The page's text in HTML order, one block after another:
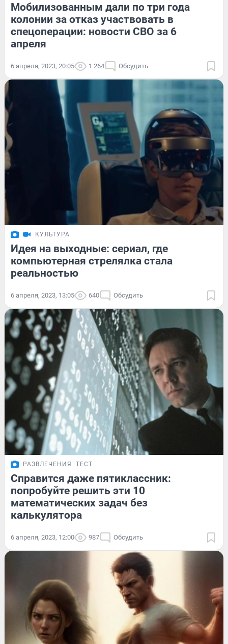
Мобилизованным дали по три года
колонии за отказ участвовать в
спецоперации: новости СВО за 6
апреля
6 апреля, 2023, 20:05 1 264 Обсудить
КУЛЬТУРА
Идея на выходные: сериал, где
компьютерная стрелялка стала
реальностью
6 апреля, 2023, 13:05 640 Обсудить
РАЗВЛЕЧЕНИЯ ТЕСТ
Справится даже пятиклассник:
попробуйте решить эти 10
математических задач без
калькулятора
6 апреля, 2023, 12:00 987 Обсудить